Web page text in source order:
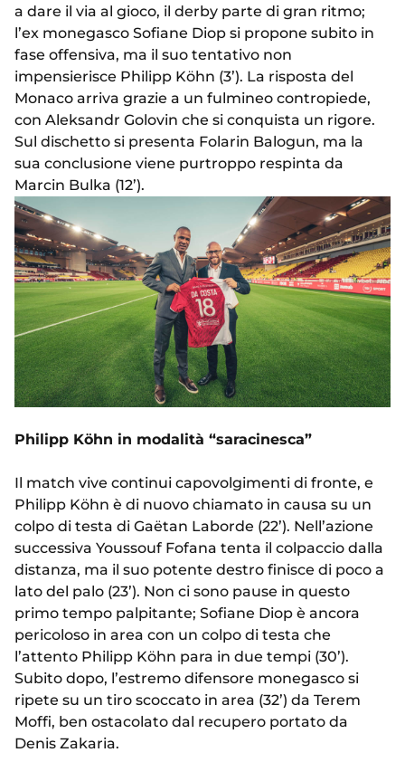
a dare il via al gioco, il derby parte di gran ritmo;
l’ex monegasco Sofiane Diop si propone subito in
fase offensiva, ma il suo tentativo non
impensierisce Philipp Köhn (3’). La risposta del
Monaco arriva grazie a un fulmineo contropiede,
con Aleksandr Golovin che si conquista un rigore.
Sul dischetto si presenta Folarin Balogun, ma la
sua conclusione viene purtroppo respinta da
Marcin Bulka (12’).
Philipp Köhn in modalità “saracinesca”
Il match vive continui capovolgimenti di fronte, e
Philipp Köhn è di nuovo chiamato in causa su un
colpo di testa di Gaëtan Laborde (22’). Nell’azione
successiva Youssouf Fofana tenta il colpaccio dalla
distanza, ma il suo potente destro finisce di poco a
lato del palo (23’). Non ci sono pause in questo
primo tempo palpitante; Sofiane Diop è ancora
pericoloso in area con un colpo di testa che
l’attento Philipp Köhn para in due tempi (30’).
Subito dopo, l’estremo difensore monegasco si
ripete su un tiro scoccato in area (32’) da Terem
Moffi, ben ostacolato dal recupero portato da
Denis Zakaria.